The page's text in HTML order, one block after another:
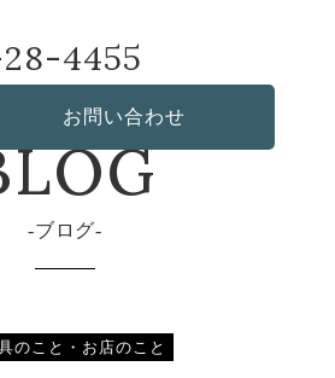
保証につ
ベッ
ド
デス
ク
作・オリ その他の
4455
お問い合わせ
ブログ
のこと・お店のこと